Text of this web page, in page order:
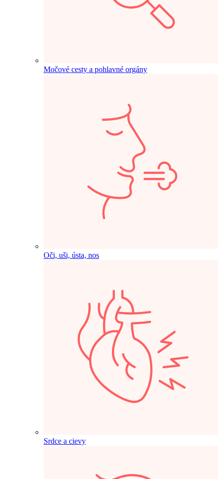
Močové cesty a pohlavné orgány
Oči, uši, ústa, nos
Srdce a cievy